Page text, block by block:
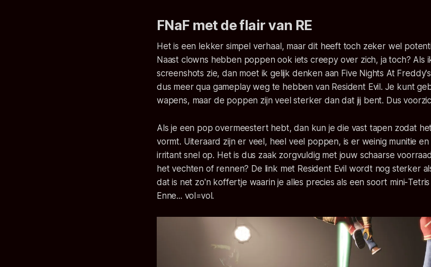
FNaF met de flair van RE
Het is een lekker simpel verhaal, maar dit heeft toch zeker wel
Naast clowns hebben poppen ook iets creepyover zich, ja toch? Als
screenshots zie, dan moet ik gelijk denken aan Five Nights At Freddy's
dus meer qua gameplay weg te hebben van Resident Evil . Je kunt
wapens, maar de poppen zijn veel sterker dan dat jij bent. Dus
Als je een pop overmeestert hebt, dan kun je die vast tapen zodat
vormt. Uiteraard zijn er veel, heel veel poppen, is er weinig munitie
irritant snel op. Het is dus zaak zorgvuldig met jouw schaarse
het vechten of rennen? De link met Resident Evil wordt nog sterker
dat is net zo'n koffertje waarin je alles precies als een soort mini-Tetris
Enne... vol=vol.